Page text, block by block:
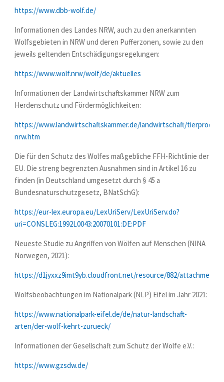
https://www.dbb-wolf.de/
Informationen des Landes NRW, auch zu den anerkannten
Wolfsgebieten in NRW und deren Pufferzonen, sowie zu den
jeweils geltenden Entschädigungsregelungen:
https://www.wolf.nrw/wolf/de/aktuelles
Informationen der Landwirtschaftskammer NRW zum
Herdenschutz und Fördermöglichkeiten:
https://www.landwirtschaftskammer.de/landwirtschaft/
nrw.htm
Die für den Schutz des Wolfes maßgebliche FFH-Richtlinie der
EU. Die streng begrenzten Ausnahmen sind in Artikel 16 zu
finden (in Deutschland umgesetzt durch § 45 a
Bundesnaturschutzgesetz, BNatSchG):
https://eur-lex.europa.eu/LexUriServ/LexUriServ.do?
uri=CONSLEG:1992L0043:20070101:DE:PDF
Neueste Studie zu Angriffen von Wölfen auf Menschen (NINA
Norwegen, 2021):
https://d1jyxxz9imt9yb.cloudfront.net/resource/882/attachment/
Wolfsbeobachtungen im Nationalpark (NLP) Eifel im Jahr 2021:
https://www.nationalpark-eifel.de/de/natur-landschaft-
arten/der-wolf-kehrt-zurueck/
Informationen der Gesellschaft zum Schutz der Wolfe e.V.:
https://www.gzsdw.de/